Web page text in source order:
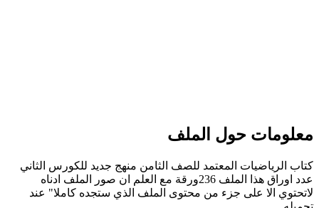
حول الملف
المعتمد للصف الثامن منهج جديد للكورس الثاني
عدد اوراق هذا الملف 236ورقة مع العلم ان صور الملف ادناه
الا على جزء من محتوى الملف الذي ستجده كاملا" عند